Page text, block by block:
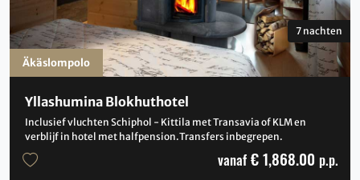
Yllashumina Blokhuthotel
Inclusief vluchten Schiphol - Kittila met Transavia of KLM en
verblijf in hotel met halfpension.Transfers inbegrepen.
7 nachten
vanaf € 1,868.00 p.p.
Äkäslompolo